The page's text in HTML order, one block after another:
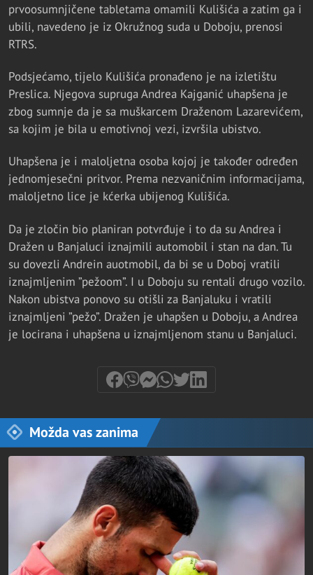
prvoosumnjičene tabletama omamili Kulišića a zatim ga i
ubili, navedeno je iz Okružnog suda u Doboju, prenosi
RTRS.
Podsjećamo, tijelo Kulišića pronađeno je na izletištu
Preslica. Njegova supruga Andrea Kajganić uhapšena je
zbog sumnje da je sa muškarcem Draženom Lazarevićem,
sa kojim je bila u emotivnoj vezi, izvršila ubistvo.
Uhapšena je i maloljetna osoba kojoj je također određen
jednomjesečni pritvor. Prema nezvaničnim informacijama,
maloljetno lice je kćerka ubijenog Kulišića.
Da je zločin bio planiran potvrđuje i to da su Andrea i
Dražen u Banjaluci iznajmili automobil i stan na dan. Tu
su dovezli Andrein auotmobil, da bi se u Doboj vratili
iznajmljenim ”pežoom”. I u Doboju su rentali drugo vozilo.
Nakon ubistva ponovo su otišli za Banjaluku i vratili
iznajmljeni ”pežo”. Dražen je uhapšen u Doboju, a Andrea
je locirana i uhapšena u iznajmljenom stanu u Banjaluci.
Možda vas zanima